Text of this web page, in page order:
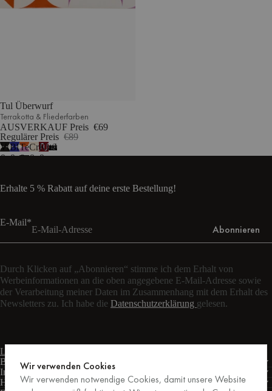
Tul Überwurf
Terrakotta & Fliederfarben
AUSVERKAUF Preis €69
Regulärer Preis €89
Vulkanschwarz
&
Blaubeermousse
&
Terrakotta
&
Cremebeige
&
Kirschsaft
&
7
Erhalte 5 % Rabatt auf deine erste Bestellung!
E-Mail*
Abonnieren
Durch Klicken auf „Abonnieren“ stimme ich dem Erhalt von
Werbeinformationen an die oben angegebene E-Mail-Adresse sowie
der Verarbeitung meiner Daten im Zusammenhang mit dem Erhalt des
Newsletters zu. Ich habe die Datenschutzerklärung gelesen.
Live-Chat
Bedingungen
Informationen
Hilfe
Wir verwenden Cookies
Wir verwenden notwendige Cookies, damit unsere Website